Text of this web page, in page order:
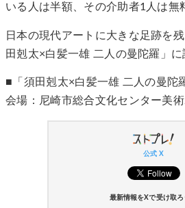
いる人は半額、その介助者1人は無
日本の現代アートに大きな足跡を
田剋太×白髪一雄 二人の曼陀羅」に
■「須田剋太×白髪一雄 二人の曼陀
会場：尼崎市総合文化センター美
公式 X
最新情報をXで受け取ろ